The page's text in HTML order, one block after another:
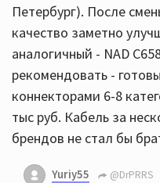
Петербург). После
качество заметно
аналогичный - NAD
рекомендовать -
коннекторами 6-8
тыс руб. Кабель за
брендов не стал бы
Yuriy55 @DrPRRS